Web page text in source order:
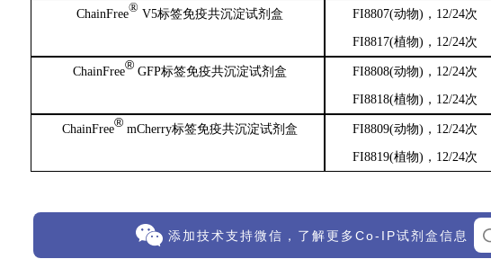
ChainFree® V5标签免疫共沉淀试剂盒 FI8807(动物) ，12/24次
FI8817(植物) ，12/24次
ChainFree®GFP标签免疫共沉淀试剂盒 FI8808(动物) ，12/24次
FI8818(植物) ，12/24次
ChainFree®mCherry标签免疫共沉淀试剂盒 FI8809(动物) ，12/24次
FI8819(植物) ，12/24次
添加技术支持微信，了解更多Co-IP试剂盒信息